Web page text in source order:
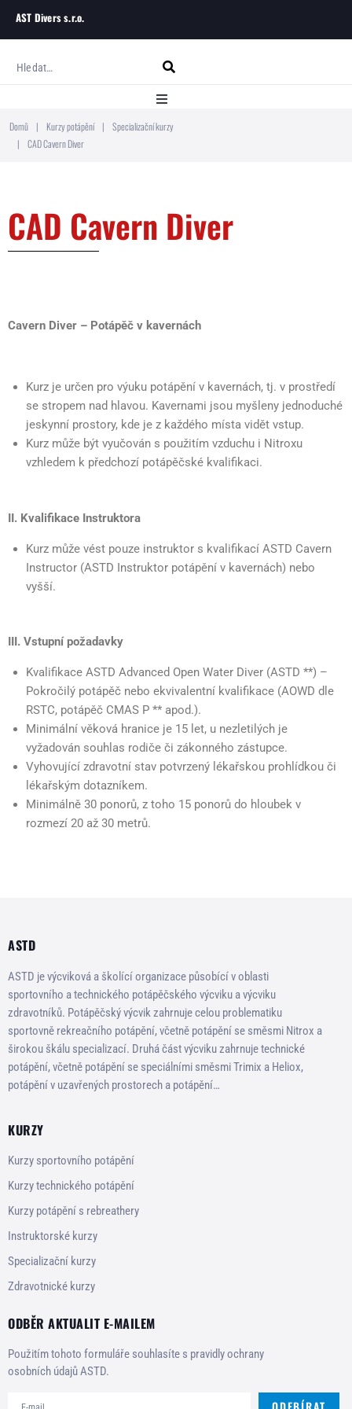
AST Divers s.r.o.
Domů
Kurzy potápění
Domů | Kurzy potápění |
Specializační kurzy
|
CAD Cavern Diver
CAD Cavern Diver
Cavern Diver – Potápěč v kavernách
Kurz je určen pro výuku potápění v kavernách, tj. v prostředí
se stropem nad hlavou. Kavernami jsou myšleny jednoduché
jeskynní prostory, kde je z každého místa vidět vstup.
Kurz může být vyučován s použitím vzduchu i Nitroxu
vzhledem k předchozí potápěčské kvalifikaci.
II. Kvalifikace Instruktora
Kurz může vést pouze instruktor s kvalifikací ASTD Cavern
Instructor (ASTD Instruktor potápění v kavernách) nebo
vyšší.
III. Vstupní požadavky
Kvalifikace ASTD Advanced Open Water Diver (ASTD **) –
Pokročilý potápěč nebo ekvivalentní kvalifikace (AOWD dle
RSTC, potápěč CMAS P ** apod.).
Minimální věková hranice je 15 let, u nezletilých je
vyžadován souhlas rodiče či zákonného zástupce.
Vyhovující zdravotní stav potvrzený lékařskou prohlídkou či
lékařským dotazníkem.
Minimálně 30 ponorů, z toho 15 ponorů do hloubek v
rozmezí 20 až 30 metrů.
ASTD
ASTD je výcviková a školící organizace působící v oblasti
sportovního a technického potápěčského výcviku a výcviku
zdravotníků. Potápěčský výcvik zahrnuje celou problematiku
sportovně rekreačního potápění, včetně potápění se směsmi Nitrox a
širokou škálu specializací. Druhá část výcviku zahrnuje technické
potápění, včetně potápění se speciálními směsmi Trimix a Heliox,
potápění v uzavřených prostorech a potápění…
KURZY
Kurzy sportovního potápění
Kurzy technického potápění
Kurzy potápění s rebreathery
Instruktorské kurzy
Specializační kurzy
Zdravotnické kurzy
ODBĚR AKTUALIT E-MAILEM
Použitím tohoto formuláře souhlasíte s pravidly ochrany
osobních údajů ASTD.